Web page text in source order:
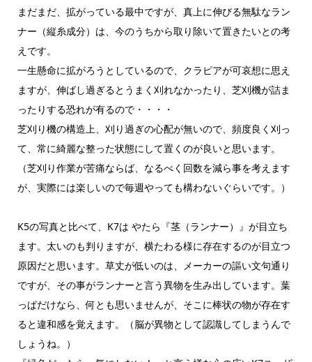
まだまだ、拡がっている最中ですが、真上に伸びる無駄なラン
ナー（縦糸成分）は、今のうちから取り除いて置きたいとの考
えです。
一生懸命に拡がろうとしているので、クラピアが可哀想に思え
ますが、伸ばし過ぎるとうまく刈れなかったり、芝刈機が詰ま
ったりする恐れが有るので・・・・
芝刈り機の構造上、刈り過ぎの心配が無いので、頻度良く刈っ
て、常に綺麗な整った状態にして置くのが良いと思います。
（芝刈り作業が苦痛ならば、なるべく回数を減ら事を考えます
が、実際には楽しいので毎週やっても構わないぐらいです。）
K5の写真と比べて、K7は やたら『茎（ランナー）』が目立ち
ます。太いのも判りますが、横たわる様に存在するのが目立つ
原因だと思います。草丈が低いのは、メーカーの謳い文句通り
ですが、その事がランナーと言う異物を生み出しています。葉
っぱだけなら、何とも思いませんが、そこに棒状の物が存在す
ると違和感を覚えます。（脳が異物として認識してしまうんで
しょうね。）